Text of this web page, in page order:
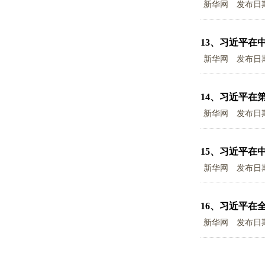
新华网 发布日
13、 习近平在
新华网 发布日
14、 习近平在
新华网 发布日
15、 习近平在
新华网 发布日
16、 习近平在
新华网 发布日